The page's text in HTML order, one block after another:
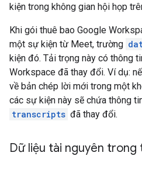
kiện trong không gian hội họp
Khi gói thuê bao Google
một sự kiện từ Meet, trường
kiện đó. Tải trọng này có thông
Workspace đã thay đổi. Ví dụ:
về bản chép lời mới trong một
các sự kiện này sẽ chứa thông
transcripts đã thay đổi.
Dữ liệu tài nguyên trong